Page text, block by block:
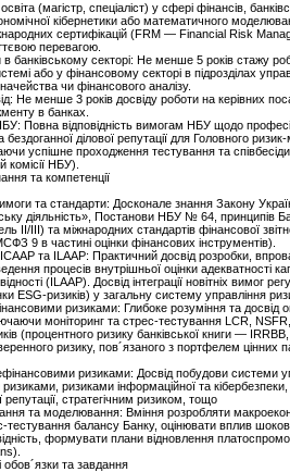
(магістр, спеціаліст) у сфері фінансів,
кібернетики або математичного
сертифікацій (FRM — Financial Risk
перевагою.
в банківському секторі: Не менше 5 років стажу
або у фінансовому секторі в підрозділах
чи фінансового аналізу.
Не менше 3 років досвіду роботи на керівних
в банках.
Повна відповідність вимогам НБУ щодо
бездоганної ділової репутації для Головного
успішне проходження тестування та
комісії НБУ).
та компетенції
та стандарти: Досконале знання Закону
діяльність», Постанови НБУ № 64, принципів
II/III) та міжнародних стандартів фінансової
9 в частині оцінки фінансових інструментів).
та ILAAP: Практичний досвід розробки,
процесів внутрішньої оцінки адекватності
(ILAAP). Досвід інтеграції новітніх вимог
ESG-ризиків) у загальну систему управління
ризиками: Глибоке розуміння та досвід
моніторинг та стрес-тестування LCR,
(процентного ризику банківської книги —
ризику, пов´язаного з портфелем цінних
ризиками: Досвід побудови системи
ризиками інформаційної та
репутації, стратегічним ризиком, тощо
та моделювання: Вміння розробляти
тестування балансу Банку, оцінювати вплив
формувати плани відновлення
обов´язки та завдання